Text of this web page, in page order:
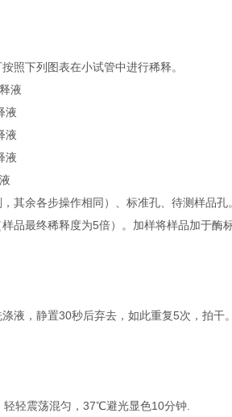
照下列图表在小试管中进行稀释。
液
液
液
液
其余各步操作相同）、标准孔、待测样品
品最终稀释度为5倍）。加样将样品加于酶
液，静置30秒后弃去，如此重复5次，拍干。
轻震荡混匀，37℃避光显色10分钟.